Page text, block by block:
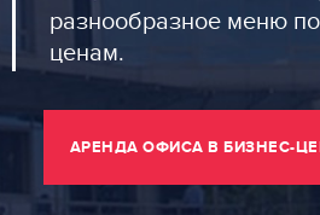
АРЕНДА ОФИСА В БИЗНЕС-
разнообразное меню
ценам.